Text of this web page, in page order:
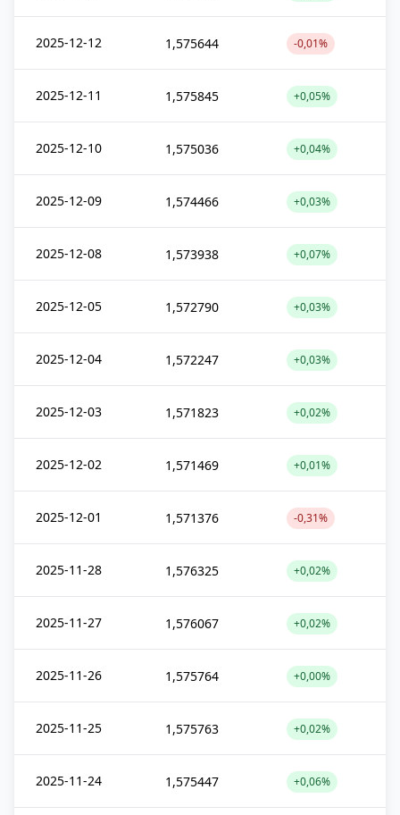
2025-12-12 1,575644 -0,01%
2025-12-11 1,575845 +0,05%
2025-12-10 1,575036 +0,04%
2025-12-09 1,574466 +0,03%
2025-12-08 1,573938 +0,07%
2025-12-05 1,572790 +0,03%
2025-12-04 1,572247 +0,03%
2025-12-03 1,571823 +0,02%
2025-12-02 1,571469 +0,01%
2025-12-01 1,571376 -0,31%
2025-11-28 1,576325 +0,02%
2025-11-27 1,576067 +0,02%
2025-11-26 1,575764 +0,00%
2025-11-25 1,575763 +0,02%
2025-11-24 1,575447 +0,06%